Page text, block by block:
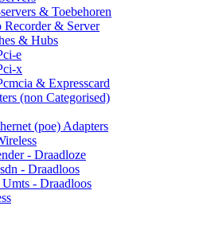
& Toebehoren
& Server
& Hubs
e
x
& Expresscard
(non Categorised)
(poe) Adapters
- Draadloze
- Draadloos
- Draadloos